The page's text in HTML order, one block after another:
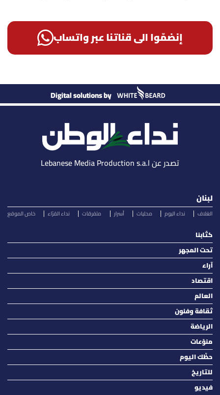
إنضمّوا الى قناتنا عبر واتساب
Digital solutions by
تصدر عن Lebanese Media Production s.a.l
لبنان
الغلاف نداء اليوم محليات أسرار متفرقات نداء القرّاء خاص الموقع
كتّابنا
تحت المجهر
آراء
اقتصاد
العالم
ثقافة وفنون
الرياضة
منوّعات
حظّك اليوم
للتاريخ
فيديو